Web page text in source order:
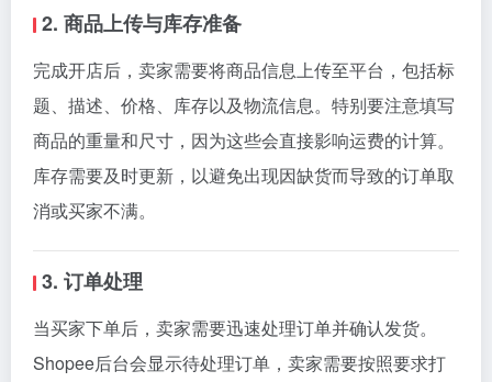
2. 商品上传与库存准备
完成开店后，卖家需要将商品信息上传至平台，包括标
题、描述、价格、库存以及物流信息。特别要注意填写
商品的重量和尺寸，因为这些会直接影响运费的计算。
库存需要及时更新，以避免出现因缺货而导致的订单取
消或买家不满。
3. 订单处理
当买家下单后，卖家需要迅速处理订单并确认发货。
Shopee后台会显示待处理订单，卖家需要按照要求打